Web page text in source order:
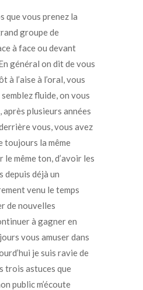
que vous prenez la
groupe de
à face ou devant
général on dit de vous
à l’aise à l’oral, vous
semblez fluide, on vous
plusieurs années
vous, vous avez
toujours la même
le même ton, d’avoir les
depuis déjà un
venu le temps
de nouvelles
à gagner en
vous amuser dans
je suis ravie de
trois astuces que
public m’écoute